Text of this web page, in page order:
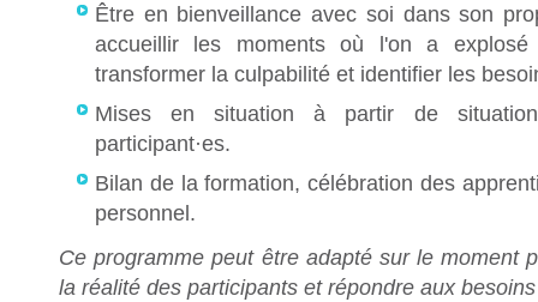
Être en bienveillance avec soi dans son
accueillir les moments où l'on a
transformer la culpabilité et identifier les
Mises en situation à partir de
participant·es.
Bilan de la formation, célébration des
personnel.
Ce programme peut être adapté sur le moment
la réalité des participants et répondre aux